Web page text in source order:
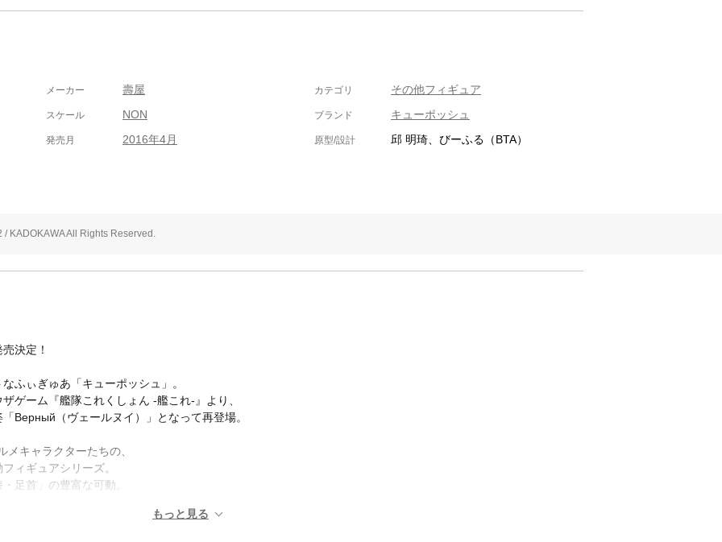
メーカー 壽屋 カテゴリ その他フィギュア
スケール NON ブランド キューポッシュ
発売月 2016年4月 原型/設計 邱 明琦、びーふる（BTA）
KADOKAWA All Rights Reserved.
決定！
ふぃぎゅあ「キューポッシュ」。
ゲーム『艦隊これくしょん -艦これ-』より、
Верный（ヴェールヌイ）」となって再登場。
キャラクターたちの、
ィギュアシリーズ。
足首」の豊富な可動。